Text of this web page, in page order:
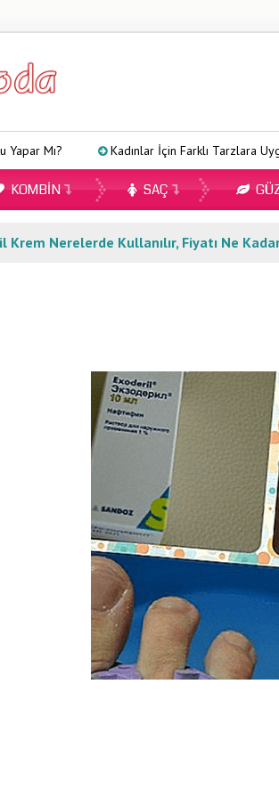
Kadınlar İçin Farklı Tarzlara Uygun
KOMBIN SAÇ
Krem Nerelerde Kullanılır, Fiyatı Ne